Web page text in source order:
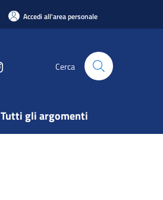
Accedi all'area personale
Cerca
Tutti gli argomenti